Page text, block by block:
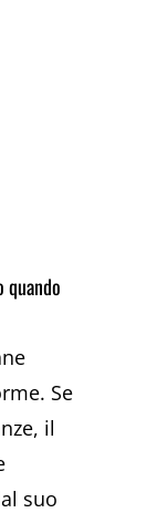
quando
Se
il
suo